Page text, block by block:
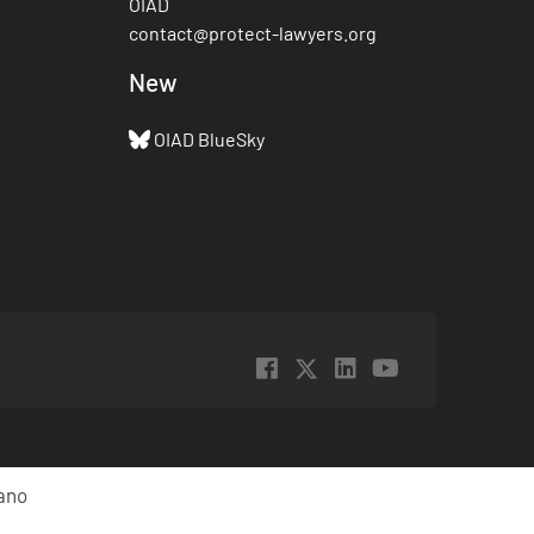
contact@protect-lawyers.org
New
OIAD BlueSky